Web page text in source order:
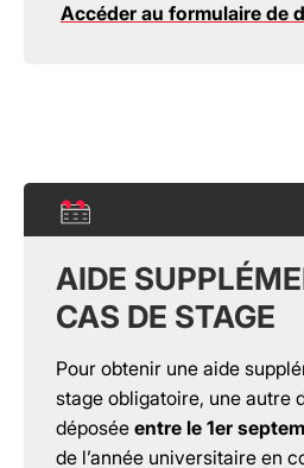
Accéder au formulaire de
AIDE
CAS DE STAGE
Pour obtenir une aide
stage obligatoire, une autre
déposée entre le 1er
de l’année universitaire en